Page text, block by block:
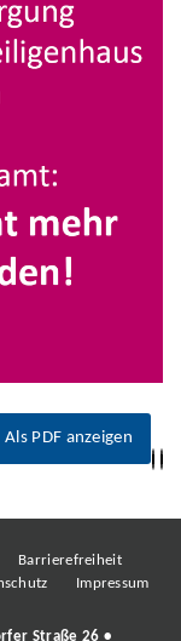
Als PDF anzeigen
Barrierefreiheit
Impressum
Straße 26 •